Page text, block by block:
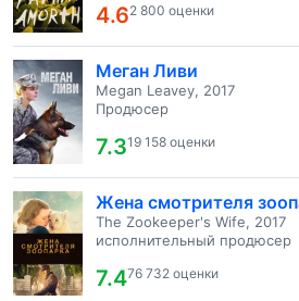
4.62 800 оценки
Меган Ливи
Megan Leavey, 2017
Продюсер
7.319 158 оценки
Жена смотрителя
The Zookeeper's Wife, 2017
исполнительный продюсер
7.476 732 оценки